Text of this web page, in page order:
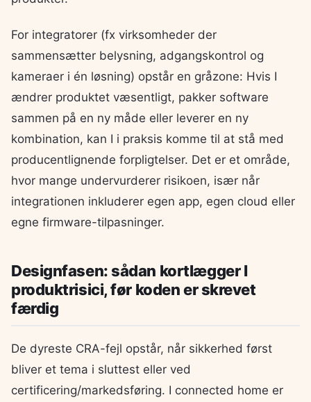
For integratorer (fx virksomheder der
sammensætter belysning, adgangskontrol og
kameraer i én løsning) opstår en gråzone: Hvis I
ændrer produktet væsentligt, pakker software
sammen på en ny måde eller leverer en ny
kombination, kan I i praksis komme til at stå med
producentlignende forpligtelser. Det er et område,
hvor mange undervurderer risikoen, især når
integrationen inkluderer egen app, egen cloud eller
egne firmware-tilpasninger.
Designfasen: sådan kortlægger I
produktrisici, før koden er skrevet
færdig
De dyreste CRA-fejl opstår, når sikkerhed først
bliver et tema i sluttest eller ved
certificering/markedsføring. I connected home er